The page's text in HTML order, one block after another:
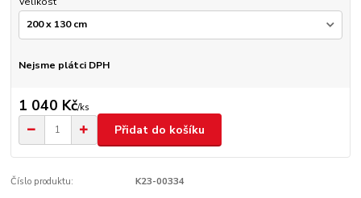
Nejsme plátci DPH
1 040 Kč/ks
Přidat do košíku
Číslo produktu: K23-00334